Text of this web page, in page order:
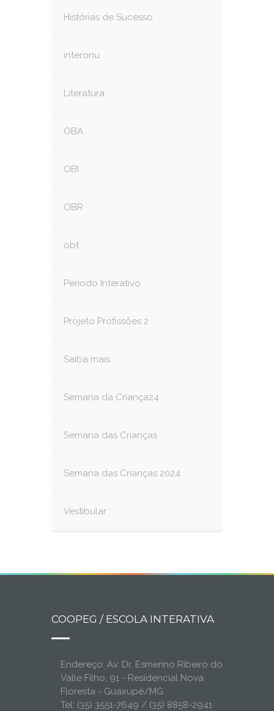
Histórias de Sucesso
interonu
Literatura
OBA
OBI
OBR
obt
Período Interativo
Projeto Profissões 2
Saiba mais
Semana da Criança24
Semana das Crianças
Semana das Crianças 2024
Vestibular
COOPEG / ESCOLA INTERATIVA
Endereço: Av. Dr. Esmerino Ribeiro do
Valle Filho, 91 - Residencial Nova
Floresta - Guaxupé/MG
Tel: (35) 3551-7649 / (35) 8858-2941